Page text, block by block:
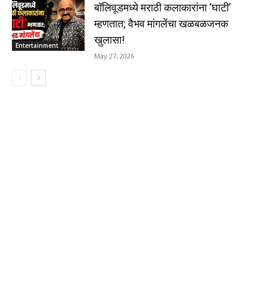
Entertainment
बॉलिवूडमध्ये मराठी कलाकारांना ‘घाटी’
म्हणतात; वैभव मांगलेंचा खळबळजनक
खुलासा!
May 27, 2026